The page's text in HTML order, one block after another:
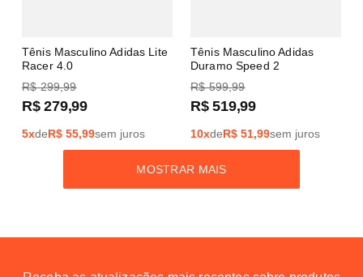
Tênis Masculino Adidas Lite
Racer 4.0
R$ 299,99
R$ 279,99
5xdeR$ 55,99sem juros
Tênis Masculino Adidas
Duramo Speed 2
R$ 599,99
R$ 519,99
10xdeR$ 51,99sem juros
MOSTRAR MAIS